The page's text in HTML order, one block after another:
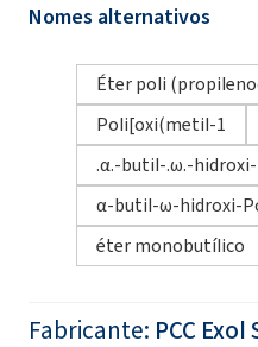
Nomes alternativos
Éter poli
Poli[oxi(metil-1
.α.-butil-.ω.-
α-butil-ω-hidroxi-
éter monobutílico
Fabricante: PCC Exol